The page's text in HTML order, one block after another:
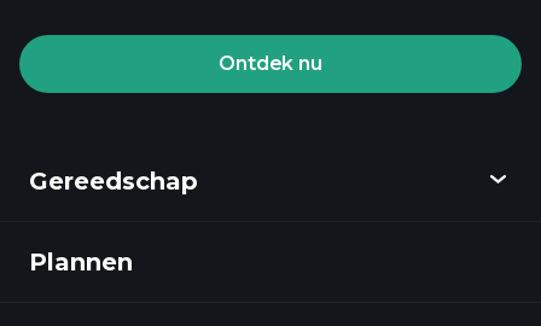
Ontdek nu
Gereedschap
Ontdekken
Plannen